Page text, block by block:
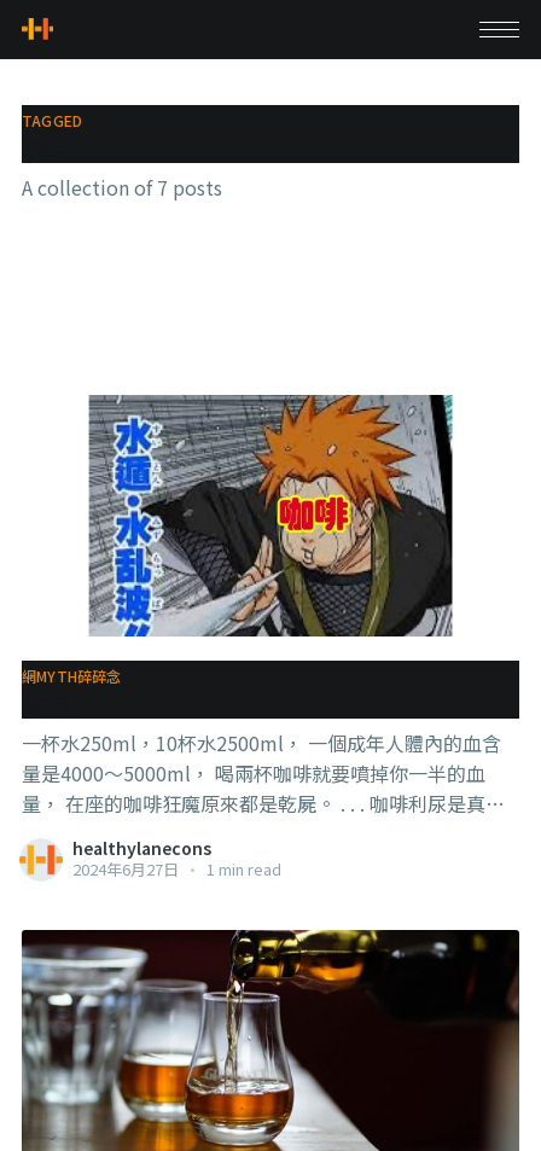
TAGGED
A collection of 7 posts
網MYTH碎碎念
一杯水250ml，10杯水2500ml， 一個成年人體內的血含
量是4000～5000ml， 喝兩杯咖啡就要噴掉你一半的血
量， 在座的咖啡狂魔原來都是乾屍。 . . . 咖啡利尿是真
的，但不至於這麼恐怖蛤，頂多就是一下子喝很多，比如
短時間內喝1000ml，就可能讓水流失多一點，但也是一點
況是比較容易想小便，平常可能膀胱要滿到60%才會有尿
意，喝咖啡後可能30%就會想小便了，但實際其實沒有流
失很多水份。 #張嘴就來蛤 #咖啡 #帶腦上網
healthylanecons
2024年6月27日 • 1 min read